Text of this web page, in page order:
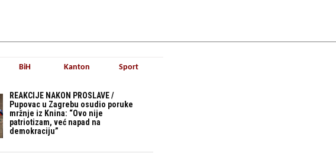
REAKCIJE NAKON PROSLAVE /
Pupovac u Zagrebu osudio poruke
mržnje iz Knina: “Ovo nije
patriotizam, već napad na
demokraciju”
BiH Kanton Sport